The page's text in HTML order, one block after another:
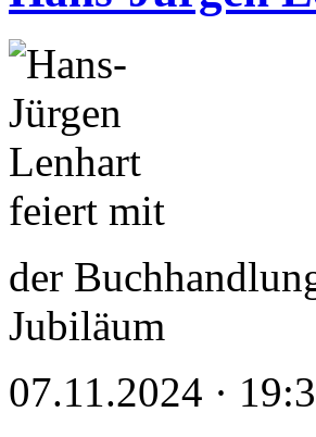
der
Jubiläum
07.11.2024 ·